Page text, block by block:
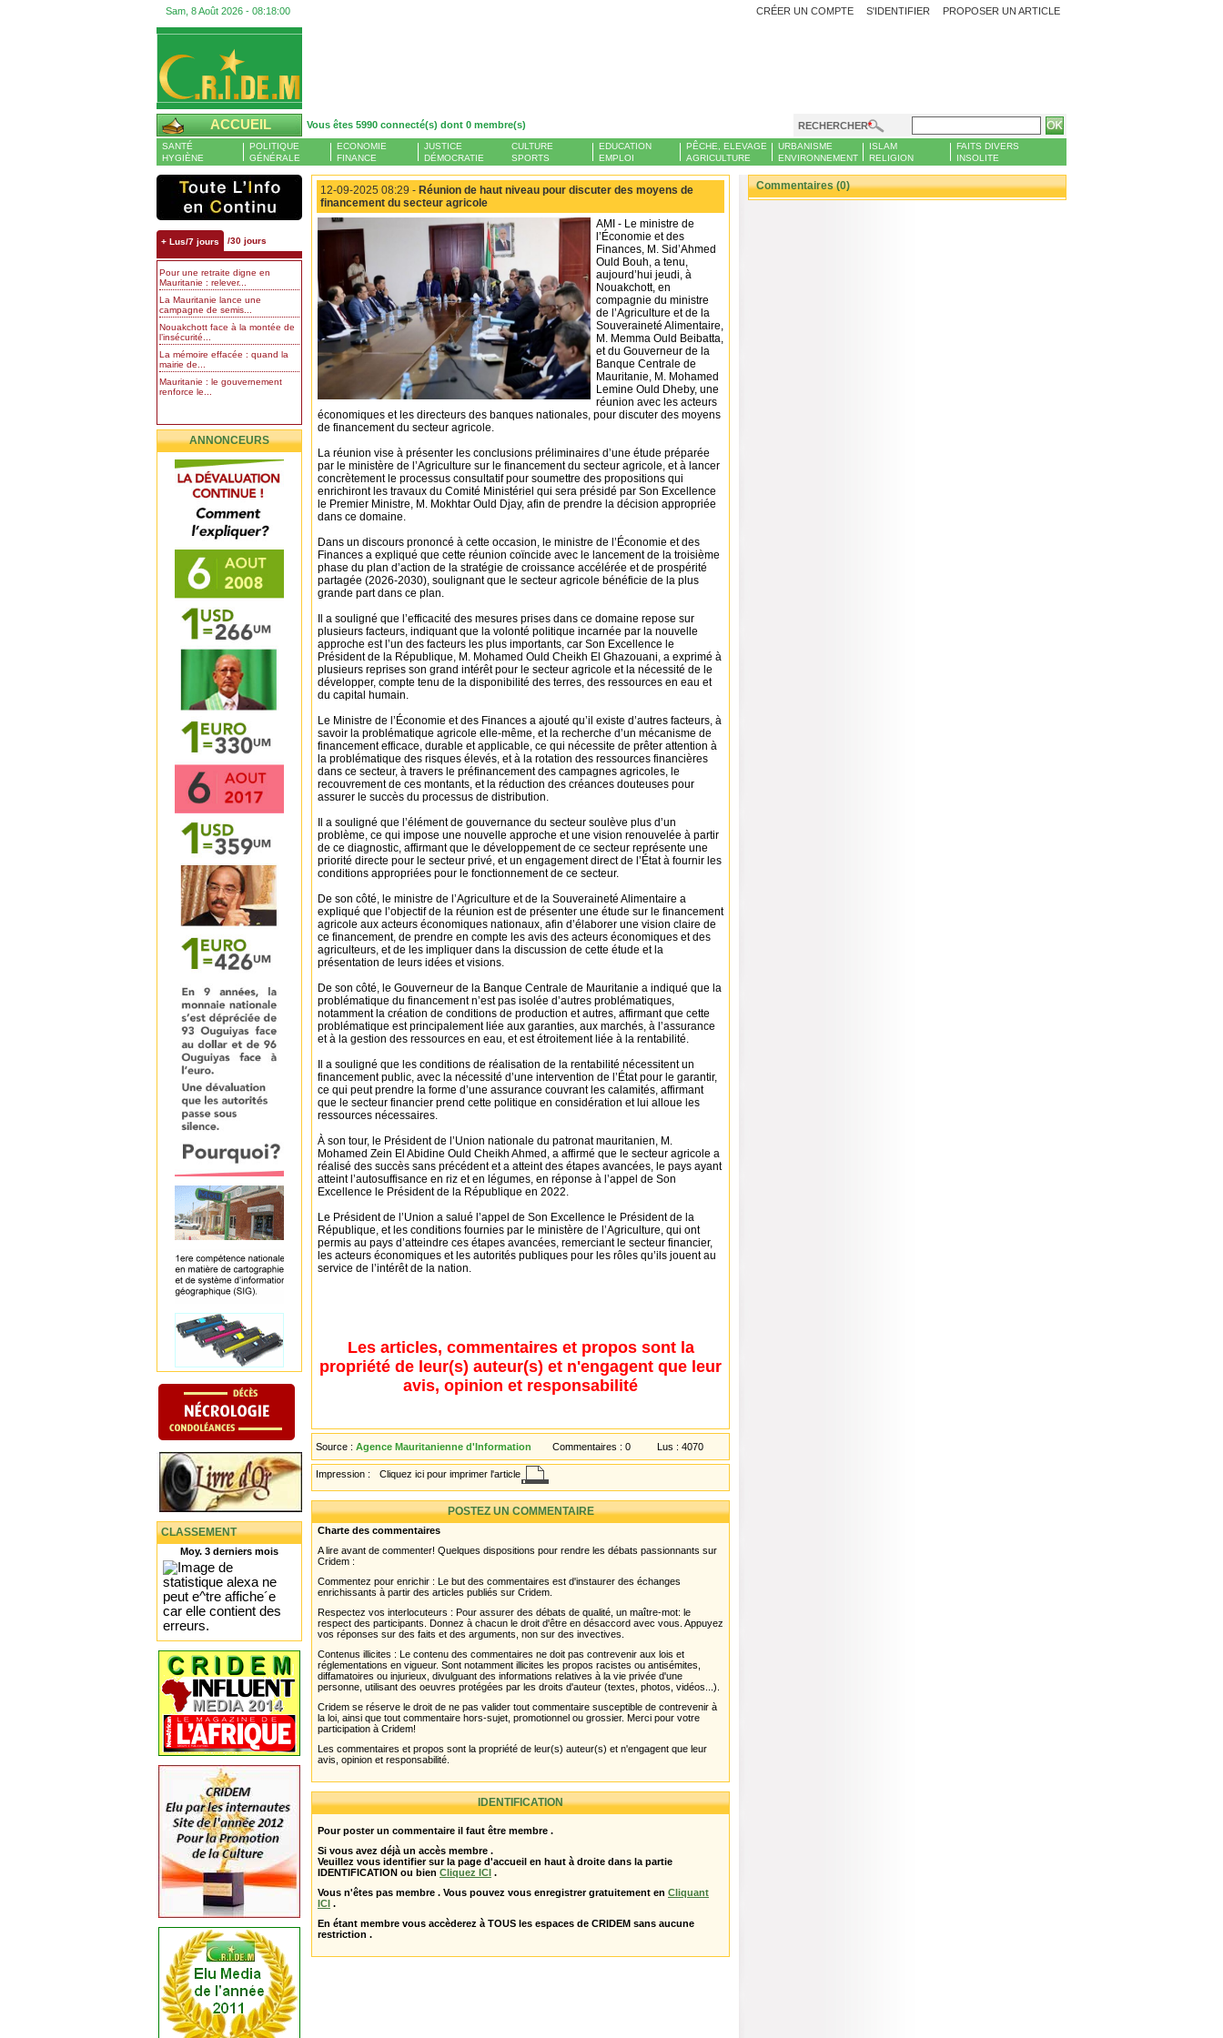
Sam, 8 Août 2026 - 08:18:01 PROPOSER UN ARTICLE
CRÉER UN COMPTE S'IDENTIFIER
ACCUEIL Vous êtes 5990 connecté(s) dont 0 membre(s) RECHERCHER
SANTÉ
HYGIÈNE
POLITIQUE
GÉNÉRALE
ECONOMIE
FINANCE
JUSTICE
DÉMOCRATIE
CULTURE
SPORTS
EDUCATION
EMPLOI
PÊCHE, ELEVAGE
AGRICULTURE
URBANISME
ENVIRONNEMENT
ISLAM
RELIGION
FAITS DIVERS
INSOLITE
+ Lus/7 jours /30 jours
Pour une retraite digne en
Mauritanie : relever...
La Mauritanie lance une
campagne de semis...
Nouakchott face à la montée de
l’insécurité...
La mémoire effacée : quand la
mairie de...
Mauritanie : le gouvernement
renforce le...
ANNONCEURS
CLASSEMENT
Moy. 3 derniers mois
12-09-2025 08:29 - Réunion de haut niveau pour discuter des moyens de
financement du secteur agricole
AMI - Le ministre de
l’Économie et des
Finances, M. Sid’Ahmed
Ould Bouh, a tenu,
aujourd’hui jeudi, à
Nouakchott, en
compagnie du ministre
de l’Agriculture et de la
Souveraineté Alimentaire,
M. Memma Ould Beibatta,
et du Gouverneur de la
Banque Centrale de
Mauritanie, M. Mohamed
Lemine Ould Dheby, une
réunion avec les acteurs
économiques et les directeurs des banques nationales, pour discuter des moyens
de financement du secteur agricole.
La réunion vise à présenter les conclusions préliminaires d’une étude préparée
par le ministère de l’Agriculture sur le financement du secteur agricole, et à lancer
concrètement le processus consultatif pour soumettre des propositions qui
enrichiront les travaux du Comité Ministériel qui sera présidé par Son Excellence
le Premier Ministre, M. Mokhtar Ould Djay, afin de prendre la décision appropriée
dans ce domaine.
Dans un discours prononcé à cette occasion, le ministre de l’Économie et des
Finances a expliqué que cette réunion coïncide avec le lancement de la troisième
phase du plan d’action de la stratégie de croissance accélérée et de prospérité
partagée (2026-2030), soulignant que le secteur agricole bénéficie de la plus
grande part dans ce plan.
Il a souligné que l’efficacité des mesures prises dans ce domaine repose sur
plusieurs facteurs, indiquant que la volonté politique incarnée par la nouvelle
approche est l’un des facteurs les plus importants, car Son Excellence le
Président de la République, M. Mohamed Ould Cheikh El Ghazouani, a exprimé à
plusieurs reprises son grand intérêt pour le secteur agricole et la nécessité de le
développer, compte tenu de la disponibilité des terres, des ressources en eau et
du capital humain.
Le Ministre de l’Économie et des Finances a ajouté qu’il existe d’autres facteurs, à
savoir la problématique agricole elle-même, et la recherche d’un mécanisme de
financement efficace, durable et applicable, ce qui nécessite de prêter attention à
la problématique des risques élevés, et à la rotation des ressources financières
dans ce secteur, à travers le préfinancement des campagnes agricoles, le
recouvrement de ces montants, et la réduction des créances douteuses pour
assurer le succès du processus de distribution.
Il a souligné que l’élément de gouvernance du secteur soulève plus d’un
problème, ce qui impose une nouvelle approche et une vision renouvelée à partir
de ce diagnostic, affirmant que le développement de ce secteur représente une
priorité directe pour le secteur privé, et un engagement direct de l’État à fournir les
conditions appropriées pour le fonctionnement de ce secteur.
De son côté, le ministre de l’Agriculture et de la Souveraineté Alimentaire a
expliqué que l’objectif de la réunion est de présenter une étude sur le financement
agricole aux acteurs économiques nationaux, afin d’élaborer une vision claire de
ce financement, de prendre en compte les avis des acteurs économiques et des
agriculteurs, et de les impliquer dans la discussion de cette étude et la
présentation de leurs idées et visions.
De son côté, le Gouverneur de la Banque Centrale de Mauritanie a indiqué que la
problématique du financement n’est pas isolée d’autres problématiques,
notamment la création de conditions de production et autres, affirmant que cette
problématique est principalement liée aux garanties, aux marchés, à l’assurance
et à la gestion des ressources en eau, et est étroitement liée à la rentabilité.
Il a souligné que les conditions de réalisation de la rentabilité nécessitent un
financement public, avec la nécessité d’une intervention de l’État pour le garantir,
ce qui peut prendre la forme d’une assurance couvrant les calamités, affirmant
que le secteur financier prend cette politique en considération et lui alloue les
ressources nécessaires.
À son tour, le Président de l’Union nationale du patronat mauritanien, M.
Mohamed Zein El Abidine Ould Cheikh Ahmed, a affirmé que le secteur agricole a
réalisé des succès sans précédent et a atteint des étapes avancées, le pays ayant
atteint l’autosuffisance en riz et en légumes, en réponse à l’appel de Son
Excellence le Président de la République en 2022.
Le Président de l’Union a salué l’appel de Son Excellence le Président de la
République, et les conditions fournies par le ministère de l’Agriculture, qui ont
permis au pays d’atteindre ces étapes avancées, remerciant le secteur financier,
les acteurs économiques et les autorités publiques pour les rôles qu’ils jouent au
service de l’intérêt de la nation.
Les articles, commentaires et propos sont la
propriété de leur(s) auteur(s) et n'engagent que leur
avis, opinion et responsabilité
Source : Agence Mauritanienne d'Information Commentaires : 0 Lus : 4070
Impression : Cliquez ici pour imprimer l'article
POSTEZ UN COMMENTAIRE
Charte des commentaires
A lire avant de commenter! Quelques dispositions pour rendre les débats passionnants sur
Cridem :
Commentez pour enrichir : Le but des commentaires est d'instaurer des échanges
enrichissants à partir des articles publiés sur Cridem.
Respectez vos interlocuteurs : Pour assurer des débats de qualité, un maître-mot: le
respect des participants. Donnez à chacun le droit d'être en désaccord avec vous. Appuyez
vos réponses sur des faits et des arguments, non sur des invectives.
Contenus illicites : Le contenu des commentaires ne doit pas contrevenir aux lois et
réglementations en vigueur. Sont notamment illicites les propos racistes ou antisémites,
diffamatoires ou injurieux, divulguant des informations relatives à la vie privée d'une
personne, utilisant des oeuvres protégées par les droits d'auteur (textes, photos, vidéos...).
Cridem se réserve le droit de ne pas valider tout commentaire susceptible de contrevenir à
la loi, ainsi que tout commentaire hors-sujet, promotionnel ou grossier. Merci pour votre
participation à Cridem!
Les commentaires et propos sont la propriété de leur(s) auteur(s) et n'engagent que leur
avis, opinion et responsabilité.
IDENTIFICATION
Pour poster un commentaire il faut être membre .
Si vous avez déjà un accès membre .
Veuillez vous identifier sur la page d'accueil en haut à droite dans la partie
IDENTIFICATION ou bien Cliquez ICI .
Vous n'êtes pas membre . Vous pouvez vous enregistrer gratuitement en Cliquant
ICI .
En étant membre vous accèderez à TOUS les espaces de CRIDEM sans aucune
restriction .
Commentaires (0)